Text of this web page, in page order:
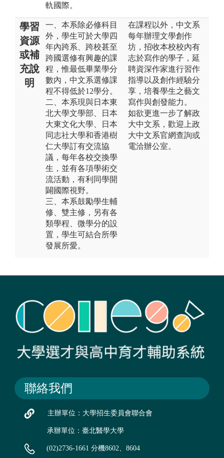
軌國際。
學習
資源
或補
充說
明
一、本系除必修科目
外，學生可於大學四
年內跨系、跨校甚至
跨國選修有興趣的課
程，惟最低畢業學分
數內，中文系選修課
程不得低於12學分。
二、本系現與日本東
北大學文學部、日本
大東文化大學、日本
同志社大學和香港樹
仁大學訂有交流協
議，每年各校交換學
生，並有各項學術交
流活動，有利同學開
闢國際視野。
三、本系鼓勵學生輔
修、雙主修，另有各
類學程、微學分的設
置，學生可結合所學
發展所愛。
在課程以外，中文系
每年辦理文學創作
坊，招收本校校內有
志於寫作的學子，延
聘資深作家進行習作
指導以及創作經驗分
享，培養學生之藝文
寫作與創發能力。
如欲更進一步了解政
大中文系，歡迎上政
大中文系官網查詢或
電洽辦公室。
聯絡我們
主辦單位：大學招生委員會聯合會
承辦單位：臺北醫學大學
(02)2736-1661 分機8602、8604